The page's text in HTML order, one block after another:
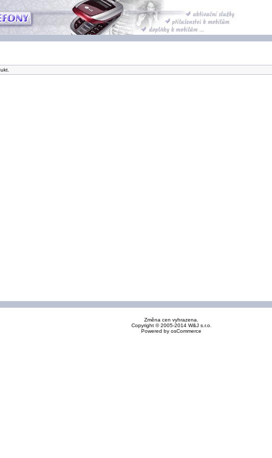
Změna cen vyhrazena.
Copyright © 2005-2014 W&J s.r.o.
Powered by osCommerce